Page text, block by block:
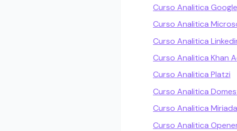
Curso Analitica
Curso Analitica
Curso Analitica
Curso Analitica Khan
Curso Analitica Platzi
Curso Analitica
Curso Analitica
Curso Analitica